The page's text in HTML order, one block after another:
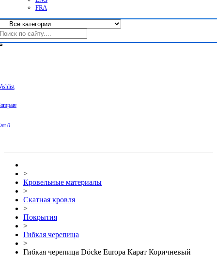
FRA
0
>
Кровельные материалы
>
Скатная кровля
>
Покрытия
>
Гибкая черепица
>
Гибкая черепица Döcke Europa Карат Коричневый